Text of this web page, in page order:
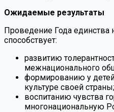
Ожидаемые результаты
Проведение Года единства
способствует:
развитию
межнационального
формированию у
культуре своей страны;
воспитанию чувства
многонациональную